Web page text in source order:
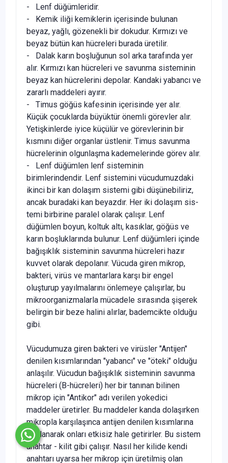
- Lenf düğümleridir.
- Kemik iliği kemiklerin içerisinde bulunan
beyaz, yağlı, gözenekli bir dokudur. Kırmızı ve
beyaz bütün kan hücreleri burada üretilir.
- Dalak karın boşluğunun sol arka tarafında yer
alır. Kırmı­zı kan hücreleri ve savunma sisteminin
beyaz kan hücrelerini depolar. Kandaki yabancı ve
zararlı maddeleri ayırır.
- Timus göğüs kafesinin içerisinde yer alır.
Küçük çocuk­larda büyüktür önemli görevler alır.
Yetişkinlerde iyice küçü­lür ve görevlerinin bir
kısmını diğer organlar üstlenir. Timus savunma
hücrelerinin olgunlaşma kademelerinde görev alır.
- Lenf düğümlen lenf sisteminin
birimlerindendir. Lenf sis­temini vücudumuzdaki
ikinci bir kan dolaşım sistemi gibi dü­şünebiliriz,
ancak buradaki kan beyazdır. Her iki dolaşım sis­
temi birbirine paralel olarak çalışır. Lenf
düğümlen boyun, koltuk altı, kasıklar, göğüs ve
karın boşluklarında bulunur. Lenf düğümleri içinde
bağışıklık sisteminin savunma hücrele­ri hazır
kuvvet olarak depolanır. Vücuda giren mikrop,
bakte­ri, virüs ve mantarlara karşı bir engel
oluşturup yayılmalarını önlemeye çalışırlar, bu
mikroorganizmalarla mücadele sıra­sında şişerek
belirgin bir beze halini alırlar, bademcikte oldu­ğu
gibi.
Vücudumuza giren bakteri ve virüsler "Antijen"
denilen kı­sımlarından "yabancı" ve "öteki" olduğu
anlaşılır. Vücudun bağışıklık sisteminin savunma
hücreleri (B-hücreleri) her bir tanınan bilinen
mikrop için "Antikor" adı verilen yokedici
maddeler üretirler. Bu maddeler kanda dolaşırken
mikropla karşılaşınca antijen denilen kısımlarına
bağlanarak onları et­kisiz hale getirirler. Bu sistem
anahtar - kilit gibi çalışır. Nasıl her kilide kendi
anahtarı uyarsa her mikrop için üretilmiş olan